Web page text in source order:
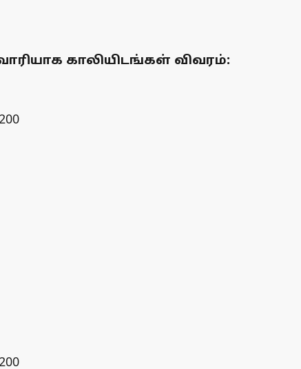
காலியிடங்கள் விவரம்: